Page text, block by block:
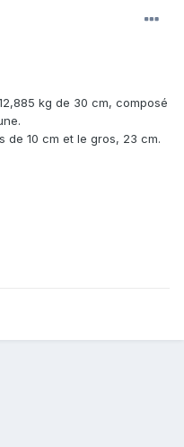
kg de 30 cm, composé
de 10 cm et le gros, 23 cm.